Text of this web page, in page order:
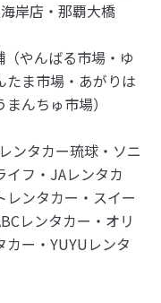
岸店・那覇大橋
やんばる市場・ゆ
たま市場・あがりは
んちゅ市場）
ンタカー琉球・ソニ
イフ・JAレンタカ
ンタカー・スイー
レンタカー・オリ
ー・YUYUレンタ